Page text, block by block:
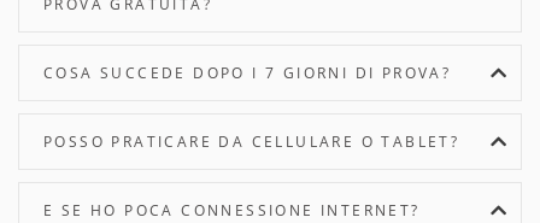
PROVA GRATUITA?
COSA SUCCEDE DOPO I 7 GIORNI DI PROVA?
POSSO PRATICARE DA CELLULARE O TABLET?
E SE HO POCA CONNESSIONE INTERNET?